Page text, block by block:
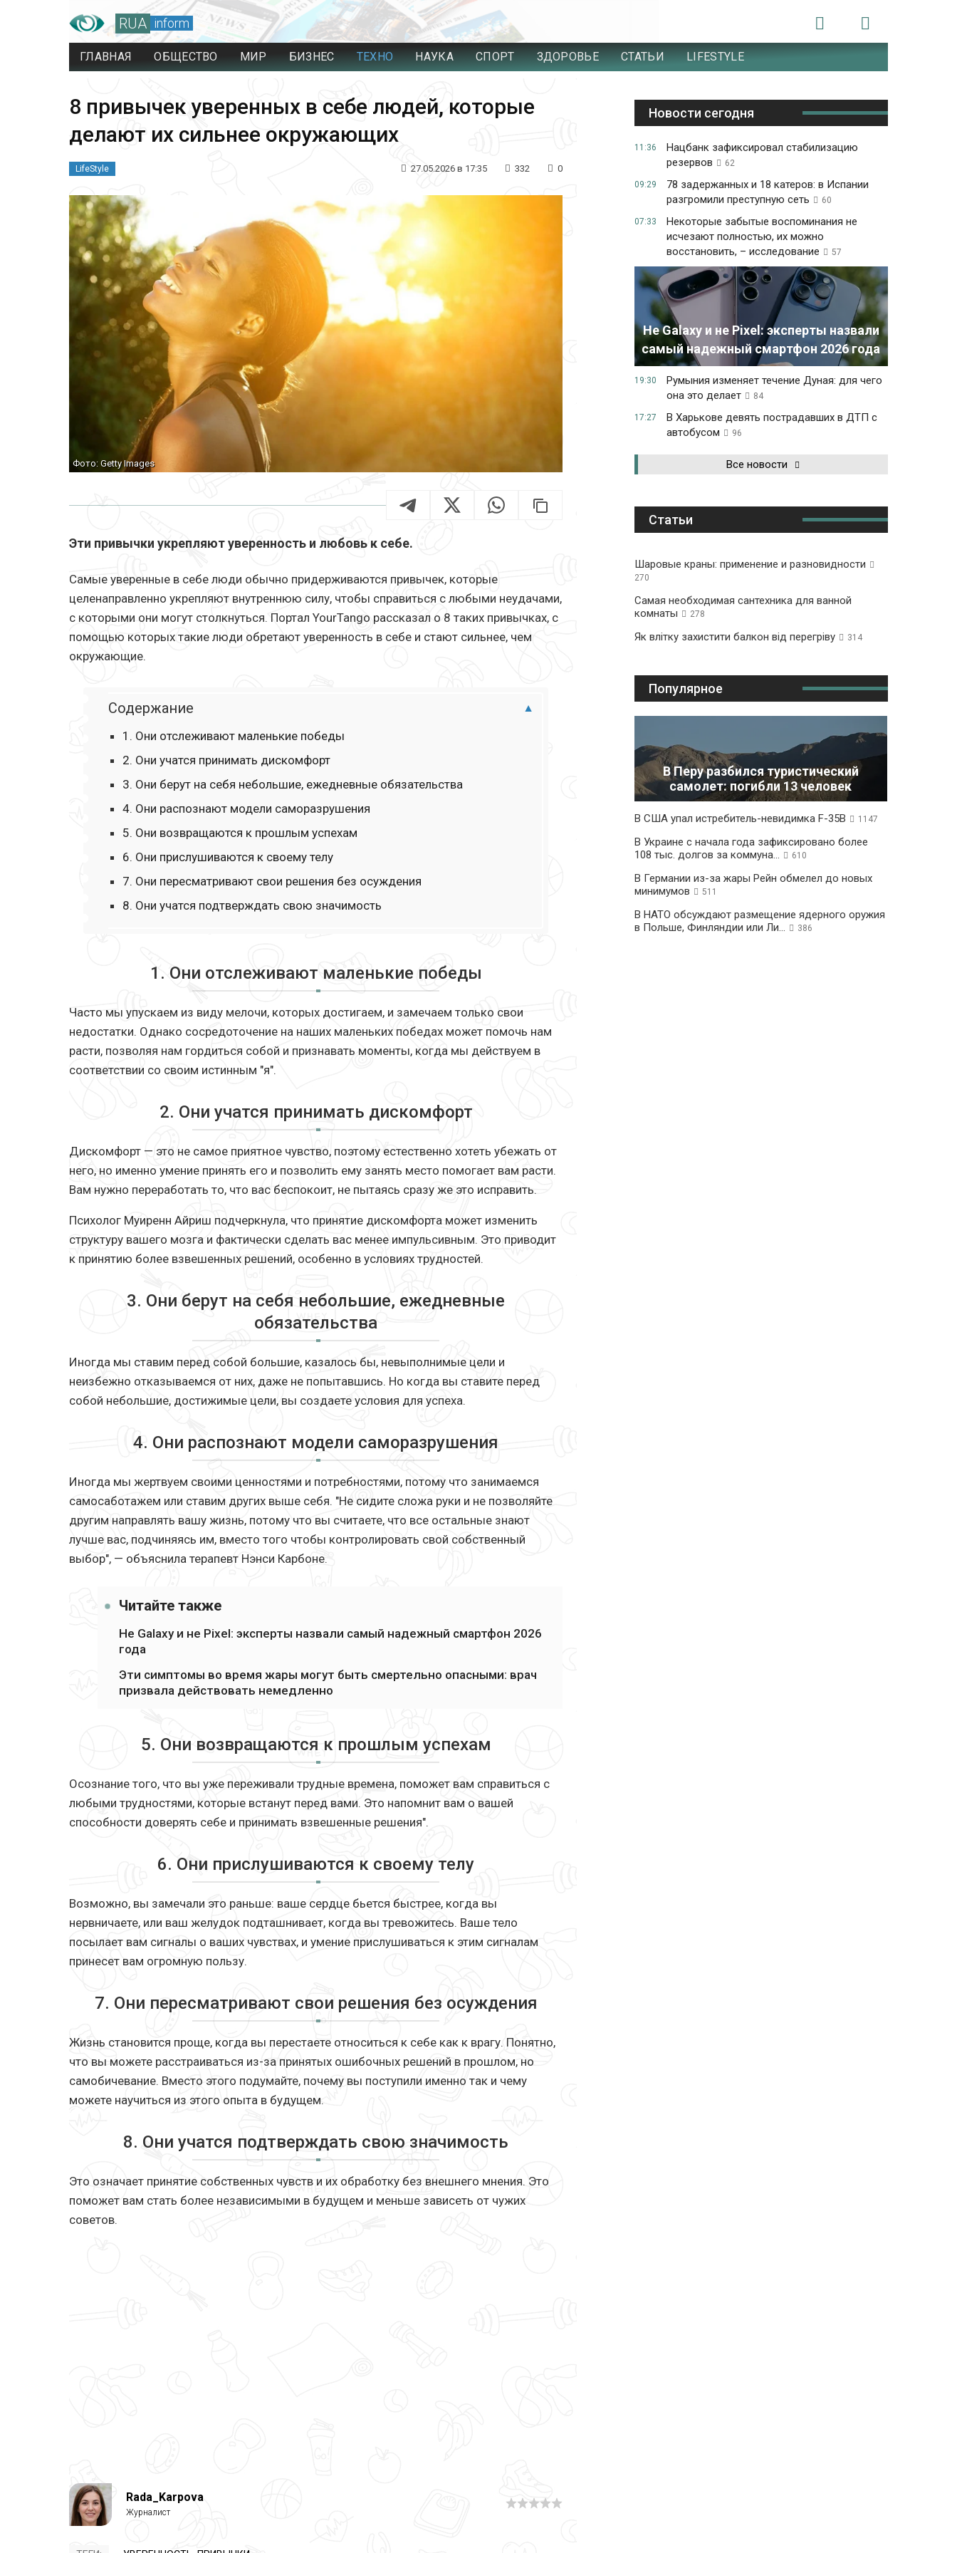
RUA inform
ГЛАВНАЯ ОБЩЕСТВО МИР БИЗНЕС ТЕХНО НАУКА СПОРТ ЗДОРОВЬЕ СТАТЬИ LIFESTYLE
8 привычек уверенных в себе людей, которые
делают их сильнее окружающих
LifeStyle 27.05.2026 в 17:35 332 0
Фото: Getty Images
Эти привычки укрепляют уверенность и любовь к себе.
Самые уверенные в себе люди обычно придерживаются привычек, которые
целенаправленно укрепляют внутреннюю силу, чтобы справиться с любыми неудачами,
с которыми они могут столкнуться. Портал YourTango рассказал о 8 таких привычках, с
помощью которых такие люди обретают уверенность в себе и стают сильнее, чем
окружающие.
Содержание
1. Они отслеживают маленькие победы
2. Они учатся принимать дискомфорт
3. Они берут на себя небольшие, ежедневные обязательства
4. Они распознают модели саморазрушения
5. Они возвращаются к прошлым успехам
6. Они прислушиваются к своему телу
7. Они пересматривают свои решения без осуждения
8. Они учатся подтверждать свою значимость
1. Они отслеживают маленькие победы
Часто мы упускаем из виду мелочи, которых достигаем, и замечаем только свои
недостатки. Однако сосредоточение на наших маленьких победах может помочь нам
расти, позволяя нам гордиться собой и признавать моменты, когда мы действуем в
соответствии со своим истинным "я".
2. Они учатся принимать дискомфорт
Дискомфорт — это не самое приятное чувство, поэтому естественно хотеть убежать от
него, но именно умение принять его и позволить ему занять место помогает вам расти.
Вам нужно переработать то, что вас беспокоит, не пытаясь сразу же это исправить.
Психолог Муиренн Айриш подчеркнула, что принятие дискомфорта может изменить
структуру вашего мозга и фактически сделать вас менее импульсивным. Это приводит
к принятию более взвешенных решений, особенно в условиях трудностей.
3. Они берут на себя небольшие, ежедневные
обязательства
Иногда мы ставим перед собой большие, казалось бы, невыполнимые цели и
неизбежно отказываемся от них, даже не попытавшись. Но когда вы ставите перед
собой небольшие, достижимые цели, вы создаете условия для успеха.
4. Они распознают модели саморазрушения
Иногда мы жертвуем своими ценностями и потребностями, потому что занимаемся
самосаботажем или ставим других выше себя. "Не сидите сложа руки и не позволяйте
другим направлять вашу жизнь, потому что вы считаете, что все остальные знают
лучше вас, подчиняясь им, вместо того чтобы контролировать свой собственный
выбор", — объяснила терапевт Нэнси Карбоне.
Читайте также
Не Galaxy и не Pixel: эксперты назвали самый надежный смартфон 2026
года
Эти симптомы во время жары могут быть смертельно опасными: врач
призвала действовать немедленно
5. Они возвращаются к прошлым успехам
Осознание того, что вы уже переживали трудные времена, поможет вам справиться с
любыми трудностями, которые встанут перед вами. Это напомнит вам о вашей
способности доверять себе и принимать взвешенные решения".
6. Они прислушиваются к своему телу
Возможно, вы замечали это раньше: ваше сердце бьется быстрее, когда вы
нервничаете, или ваш желудок подташнивает, когда вы тревожитесь. Ваше тело
посылает вам сигналы о ваших чувствах, и умение прислушиваться к этим сигналам
принесет вам огромную пользу.
7. Они пересматривают свои решения без осуждения
Жизнь становится проще, когда вы перестаете относиться к себе как к врагу. Понятно,
что вы можете расстраиваться из-за принятых ошибочных решений в прошлом, но
самобичевание. Вместо этого подумайте, почему вы поступили именно так и чему
можете научиться из этого опыта в будущем.
8. Они учатся подтверждать свою значимость
Это означает принятие собственных чувств и их обработку без внешнего мнения. Это
поможет вам стать более независимыми в будущем и меньше зависеть от чужих
советов.
Rada_Karpova
Новости сегодня
11:36
Нацбанк зафиксировал стабилизацию
резервов
62
09:29
78 задержанных и 18 катеров: в Испании
разгромили преступную сеть
60
07:33
Некоторые забытые воспоминания не
исчезают полностью, их можно
восстановить, – исследование
57
Не Galaxy и не Pixel: эксперты назвали
самый надежный смартфон 2026 года
19:30
Румыния изменяет течение Дуная: для чего
она это делает
84
17:27
В Харькове девять пострадавших в ДТП с
автобусом
96
Все новости
Статьи
Шаровые краны: применение и разновидности
270
Самая необходимая сантехника для ванной
комнаты
278
Як влітку захистити балкон від перегріву 314
Популярное
В Перу разбился туристический
самолет: погибли 13 человек
В США упал истребитель-невидимка F-35B 1147
В Украине с начала года зафиксировано более
108 тыс. долгов за коммуна...
610
В Германии из-за жары Рейн обмелел до новых
минимумов
511
В НАТО обсуждают размещение ядерного оружия
в Польше, Финляндии или Ли...
386